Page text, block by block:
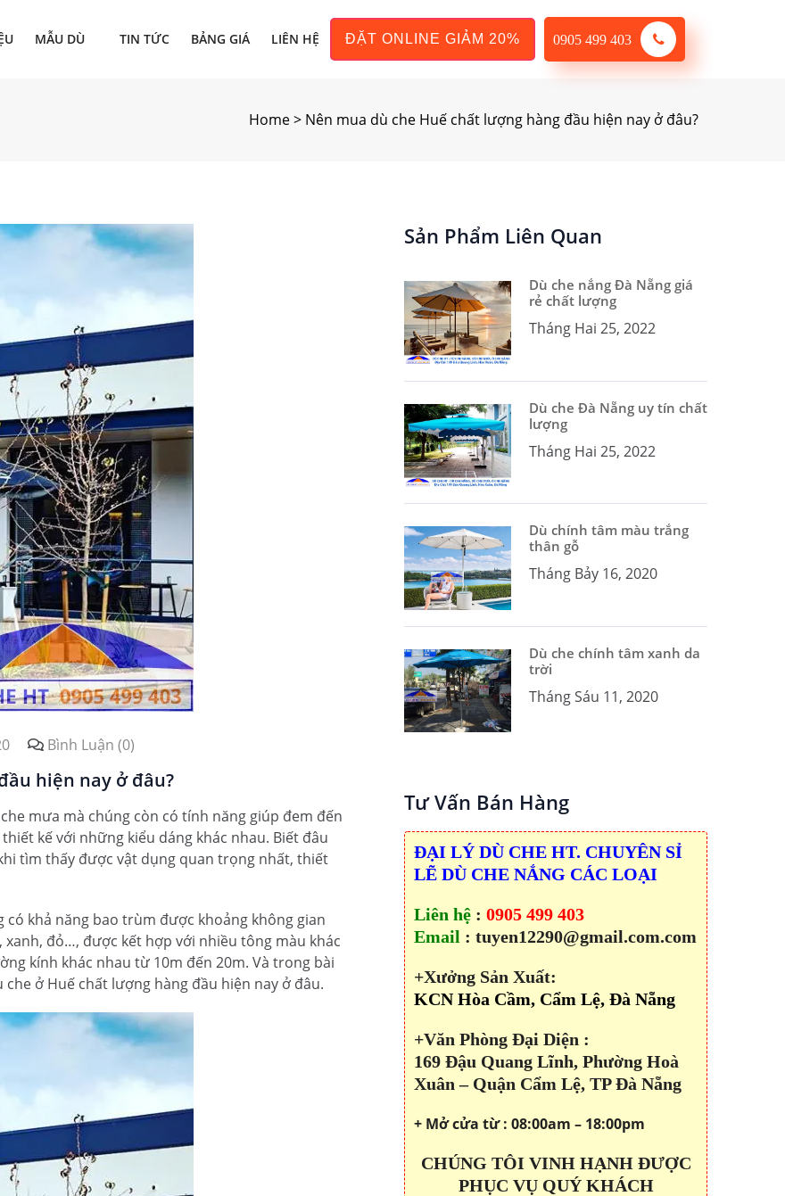
MẪU DÙ TIN TỨC BẢNG GIÁ LIÊN HỆ ĐẶT ONLINE GIẢM 20% 0905 499 403
Home> Nên mua dù che Huế chất lượng hàng đầu hiện nay ở đâu?
Bình Luận (0)
hiện nay ở đâu?
mưa mà chúng còn có tính năng giúp đem đến
kế với những kiểu dáng khác nhau. Biết đâu
tìm thấy được vật dụng quan trọng nhất, thiết
khả năng bao trùm được khoảng không gian
đỏ…, được kết hợp với nhiều tông màu khác
kính khác nhau từ 10m đến 20m. Và trong bài
ở Huế chất lượng hàng đầu hiện nay ở đâu.
Sản Phẩm Liên Quan
Dù che nắng Đà Nẵng giá
rẻ chất lượng
Tháng Hai 25, 2022
Dù che Đà Nẵng uy tín chất
lượng
Tháng Hai 25, 2022
Dù chính tâm màu trắng
thân gỗ
Tháng Bảy 16, 2020
Dù che chính tâm xanh da
trời
Tháng Sáu 11, 2020
Tư Vấn Bán Hàng
ĐẠI LÝ DÙ CHE HT. CHUYÊN SỈ
LẼ DÙ CHE NẮNG CÁC LOẠI
Liên hệ : 0905 499 403
Email : tuyen12290@gmail.com.com
+Xưởng Sản Xuất:
KCN Hòa Cầm, Cẩm Lệ, Đà Nẵng
+Văn Phòng Đại Diện :
169 Đậu Quang Lĩnh, Phường Hoà
Xuân – Quận Cẩm Lệ, TP Đà Nẵng
+ Mở cửa từ : 08:00am – 18:00pm
CHÚNG TÔI VINH HẠNH ĐƯỢC
PHỤC VỤ QUÝ KHÁCH